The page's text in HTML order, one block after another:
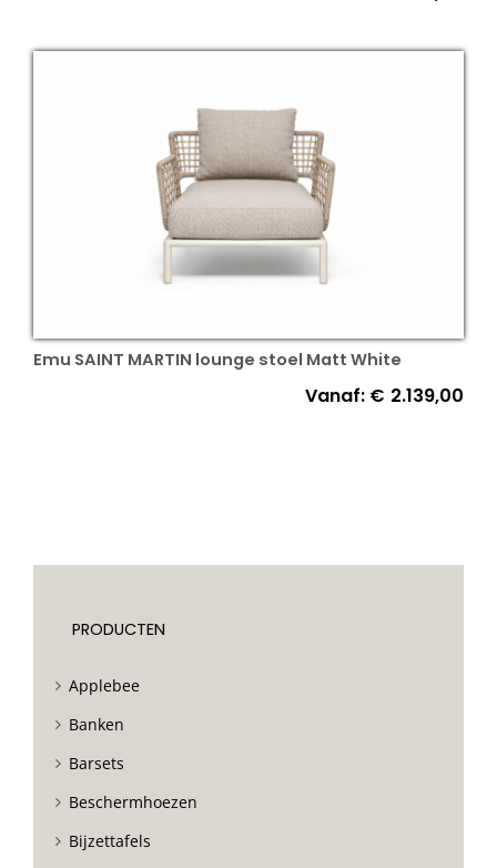
Emu SAINT MARTIN lounge stoel Matt White
Vanaf: € 2.139,00
PRODUCTEN
Applebee
Banken
Barsets
Beschermhoezen
Bijzettafels